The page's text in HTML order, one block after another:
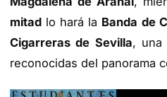
mitad lo hará la Banda de
Cigarreras de Sevilla, una
reconocidas del panorama